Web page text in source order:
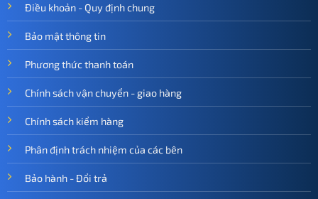
Điều khoản - Quy định chung
Bảo mật thông tin
Phương thức thanh toán
Chính sách vận chuyển - giao hàng
Chính sách kiểm hàng
Phân định trách nhiệm của các bên
Bảo hành - Đổi trả